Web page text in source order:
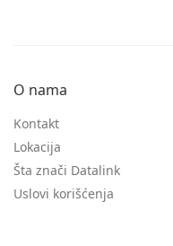
O nama
Kontakt
Lokacija
Šta znači Datalink
Uslovi korišćenja